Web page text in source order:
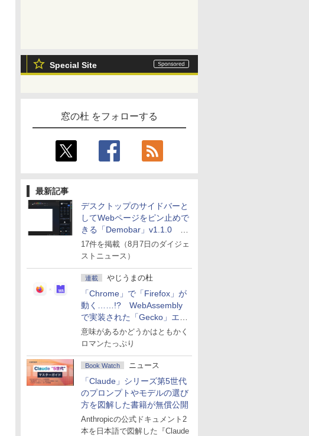
Special Site
窓の杜 をフォローする
最新記事
デスクトップのサイドバーと
してWebページをピン止めで
きる「Demobar」v1.1.0 ほ
か
17件を掲載（8月7日のダイジェ
ストニュース）
連載 やじうまの杜
「Chrome」で「Firefox」が
動く……!? WebAssembly
で実装された「Gecko」エン
ジン
意味があるかどうかはともかく
ロマンたっぷり
Book Watch ニュース
「Claude」シリーズ第5世代
のプロンプトやモデルの選び
方を図解した書籍が無償公開
Anthropicの公式ドキュメント2
本を日本語で図解した『Claude